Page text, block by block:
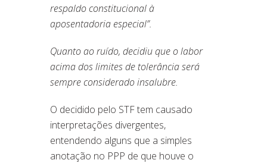
respaldo constitucional à
aposentadoria especial”.
Quanto ao ruído, decidiu que o labor
acima dos limites de tolerância será
sempre considerado insalubre.
O decidido pelo STF tem causado
interpretações divergentes,
entendendo alguns que a simples
anotação no PPP de que houve o